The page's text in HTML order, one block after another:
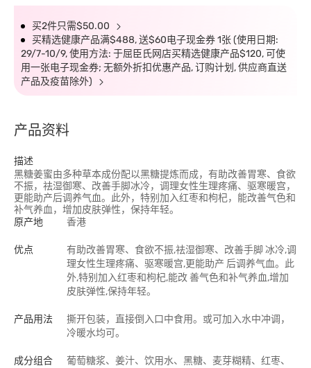
买2件只需$50.00
买精选健康产品满$488, 送$60电子现金券 1张 (使用日期:
29/7-10/9, 使用方法: 于屈臣氏网店买精选健康产品$120, 可使
用一张电子现金券; 无额外折扣优惠产品, 订购计划, 供应商直送
产品及疫苗除外)
产品资料
描述
黑糖姜蜜由多种草本成份配以黑糖提炼而成，有助改善胃寒、食欲
不振，祛湿御寒、改善手脚冰冷，调理女性生理疼痛、驱寒暖宫，
更能助产后调养气血。此外，特别加入红枣和枸杞，能改善气色和
补气养血，增加皮肤弹性，保持年轻。
原产地
香港
优点
有助改善胃寒、食欲不振,祛湿御寒、改善手脚 冰冷,调
理女性生理疼痛、驱寒暖宫,更能助产 后调养气血。此
外,特别加入红枣和枸杞,能改 善气色和补气养血,增加
皮肤弹性,保持年轻。
产品用法
撕开包装，直接倒入口中食用。或可加入水中冲调，
冷暖水均可。
成分组合
葡萄糖浆、姜汁、饮用水、黑糖、麦芽糊精、红枣、